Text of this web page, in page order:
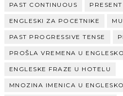
PAST CONTINUOUS
ENGLESKI ZA POCETNIKE
PAST PROGRESSIVE TENSE
PROŠLA VREMENA U
ENGLESKE FRAZE U HOTELU
MNOZINA IMENICA U